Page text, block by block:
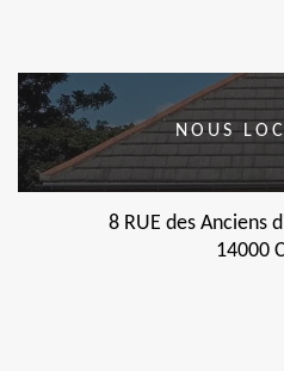
NOUS
8 RUE des Anciens
14000